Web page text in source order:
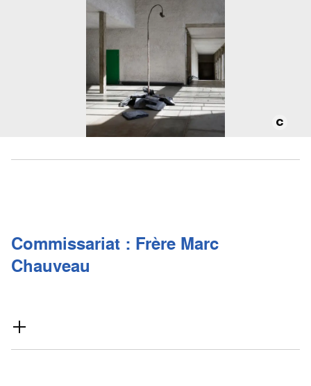
Commissariat : Frère Marc
Chauveau